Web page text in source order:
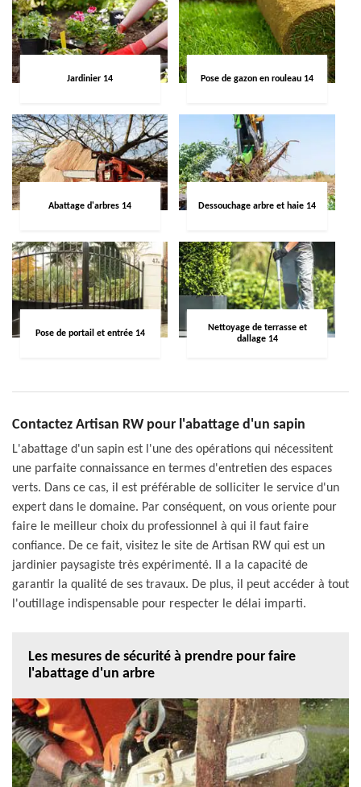
Jardinier 14 Pose de gazon en rouleau 14
Abattage d'arbres 14 Dessouchage arbre et haie 14
Pose de portail et entrée 14
Nettoyage de terrasse et
dallage 14
Contactez Artisan RW pour l'abattage d'un sapin
L'abattage d'un sapin est l'une des opérations qui nécessitent
une parfaite connaissance en termes d'entretien des espaces
verts. Dans ce cas, il est préférable de solliciter le service d'un
expert dans le domaine. Par conséquent, on vous oriente pour
faire le meilleur choix du professionnel à qui il faut faire
confiance. De ce fait, visitez le site de Artisan RW qui est un
jardinier paysagiste très expérimenté. Il a la capacité de
garantir la qualité de ses travaux. De plus, il peut accéder à tout
l'outillage indispensable pour respecter le délai imparti.
Les mesures de sécurité à prendre pour faire
l'abattage d'un arbre